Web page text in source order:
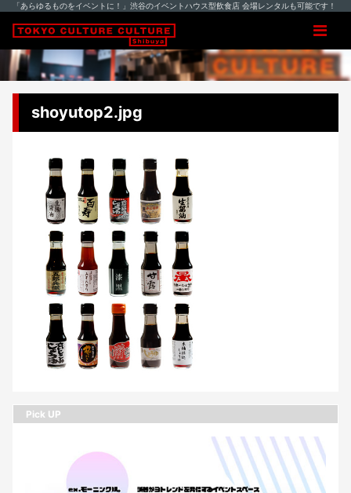
「あらゆるものをイベントに！」渋谷のイベントハウス型飲食店 会場レンタルも可能です！
shoyutop2.jpg
Pick UP